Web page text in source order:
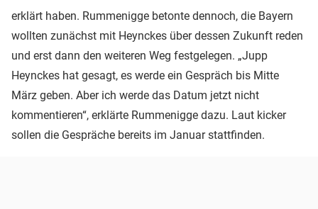
erklärt haben. Rummenigge betonte dennoch, die Bayern
wollten zunächst mit Heynckes über dessen Zukunft reden
und erst dann den weiteren Weg festgelegen. „Jupp
Heynckes hat gesagt, es werde ein Gespräch bis Mitte
März geben. Aber ich werde das Datum jetzt nicht
kommentieren“, erklärte Rummenigge dazu. Laut kicker
sollen die Gespräche bereits im Januar stattfinden.